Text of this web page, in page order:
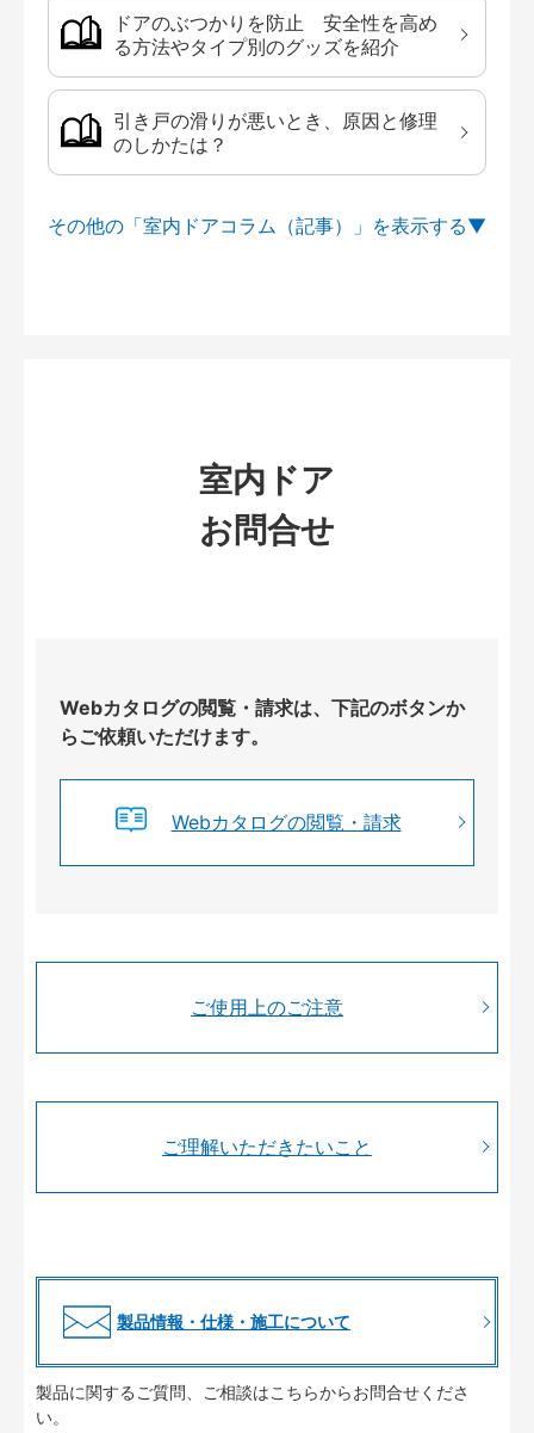
ドアのぶつかりを防止 安全性を高め
る方法やタイプ別のグッズを紹介
引き戸の滑りが悪いとき、原因と修理
のしかたは？
その他の「室内ドアコラム（記事）」を
室内ドア
お問合せ
Webカタログの閲覧・請求は、下記のボタンか
らご依頼いただけます。
Webカタログの閲覧・請求
ご使用上のご注意
ご理解いただきたいこと
製品情報・仕様・施工について
製品に関するご質問、ご相談はこちらからお問合せくださ
い。